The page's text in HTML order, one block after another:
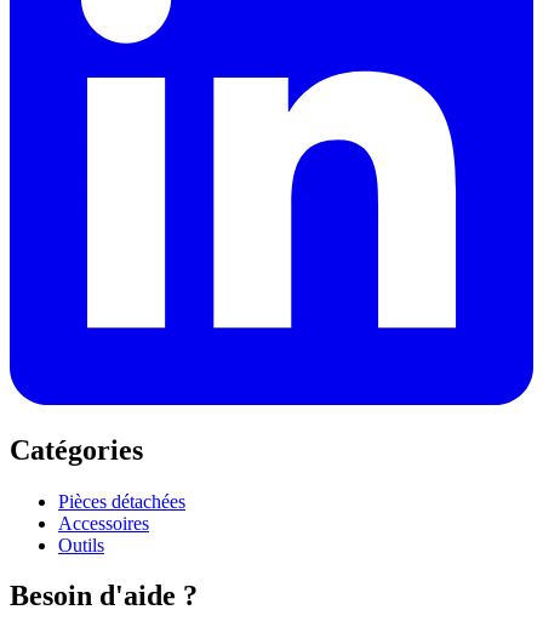
Catégories
Pièces détachées
Accessoires
Outils
Besoin d'aide ?